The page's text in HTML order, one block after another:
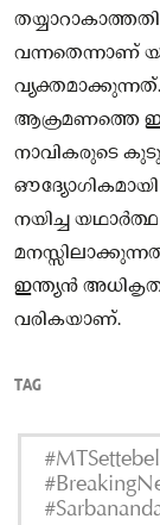
വന്നതെന്നാണ്
ആക്രമണത്തെ
നാവികരുടെ
ഔദ്യോഗികമായി
നയിച്ച
ഇന്ത്യൻ
വരികയാണ്.
TAG